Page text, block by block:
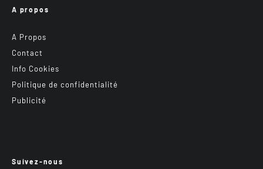
A propos
A Propos
Contact
Info Cookies
Politique de confidentialité
Publicité
Suivez-nous